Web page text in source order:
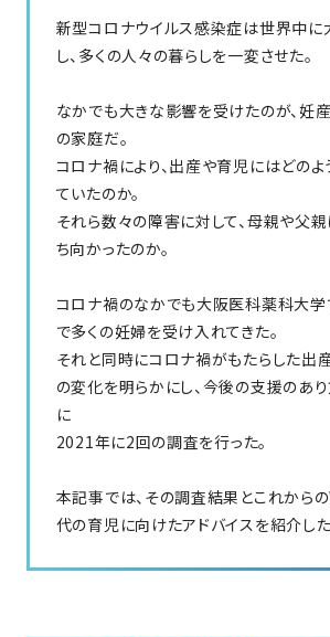
新型コロナウイルス感染症は世界中に
し、多くの人々の暮らしを一変させた。
なかでも大きな影響を受けたのが、妊
の家庭だ。
コロナ禍により、出産や育児にはどの
ていたのか。
それら数々の障害に対して、母親や父
ち向かったのか。
コロナ禍のなかでも大阪医科薬科大学
で多くの妊婦を受け入れてきた。
それと同時にコロナ禍がもたらした出
の変化を明らかにし、今後の支援のあ
に
2021年に2回の調査を行った。
本記事では、その調査結果とこれから
代の育児に向けたアドバイスを紹介した